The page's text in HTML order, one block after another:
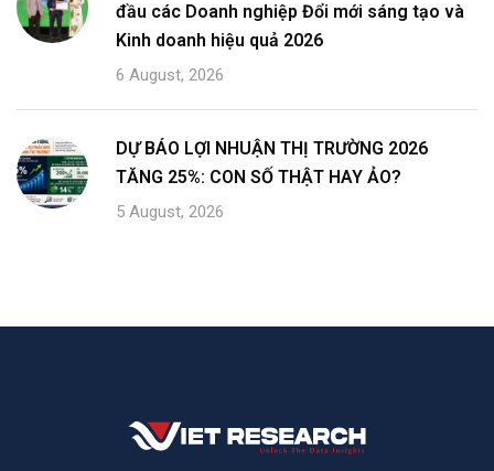
đầu các Doanh nghiệp Đổi mới sáng tạo và
Kinh doanh hiệu quả 2026
6 August, 2026
DỰ BÁO LỢI NHUẬN THỊ TRƯỜNG 2026
TĂNG 25%: CON SỐ THẬT HAY ẢO?
5 August, 2026